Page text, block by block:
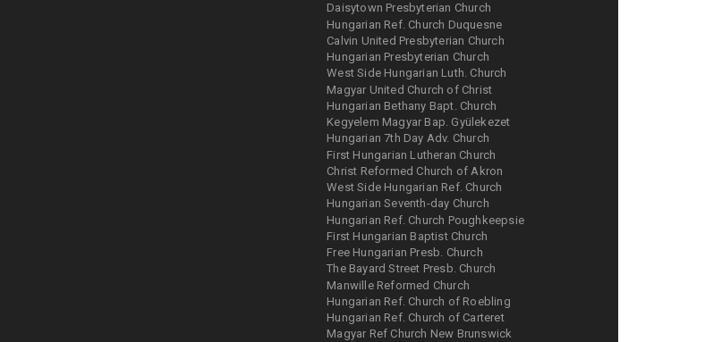
Daisytown Presbyterian Church
Hungarian Ref. Church Duquesne
Calvin United Presbyterian Church
Hungarian Presbyterian Church
West Side Hungarian Luth. Church
Magyar United Church of Christ
Hungarian Bethany Bapt. Church
Kegyelem Magyar Bap. Gyülekezet
Hungarian 7th Day Adv. Church
First Hungarian Lutheran Church
Christ Reformed Church of Akron
West Side Hungarian Ref. Church
Hungarian Seventh-day Church
Hungarian Ref. Church Poughkeepsie
First Hungarian Baptist Church
Free Hungarian Presb. Church
The Bayard Street Presb. Church
Manwille Reformed Church
Hungarian Ref. Church of Roebling
Hungarian Ref. Church of Carteret
Magyar Ref Church New Brunswick